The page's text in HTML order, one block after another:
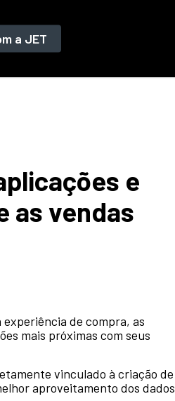
a JET
e
as vendas
de compra, as
mais próximas com seus
vinculado à criação de
aproveitamento dos dados